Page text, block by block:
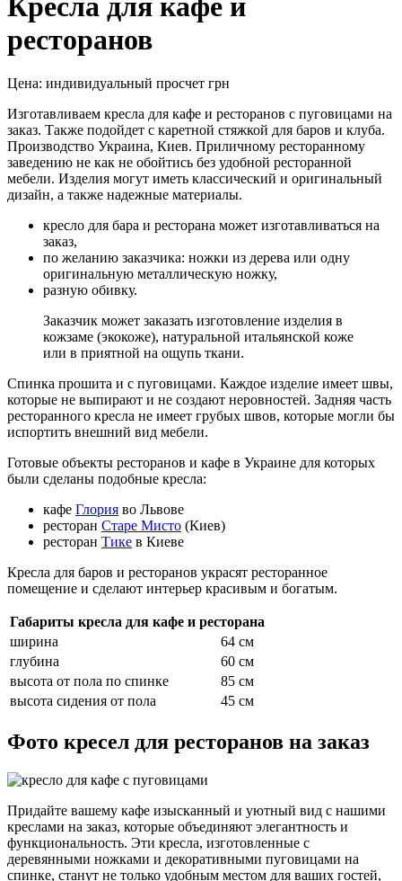
ресторанов
Цена: индивидуальный просчет грн
Изготавливаем кресла для кафе и ресторанов с пуговицами на
заказ. Также подойдет с каретной стяжкой для баров и клуба.
Производство Украина, Киев. Приличному ресторанному
заведению не как не обойтись без удобной ресторанной
мебели. Изделия могут иметь классический и оригинальный
дизайн, а также надежные материалы.
кресло для бара и ресторана может изготавливаться на
заказ,
по желанию заказчика: ножки из дерева или одну
оригинальную металлическую ножку,
разную обивку.
Заказчик может заказать изготовление изделия в
кожзаме (экокоже), натуральной итальянской коже
или в приятной на ощупь ткани.
Спинка прошита и с пуговицами. Каждое изделие имеет швы,
которые не выпирают и не создают неровностей. Задняя часть
ресторанного кресла не имеет грубых швов, которые могли бы
испортить внешний вид мебели.
Готовые объекты ресторанов и кафе в Украине для которых
были сделаны подобные кресла:
кафе Глория во Львове
ресторан Старе Мисто (Киев)
ресторан Тике в Киеве
Кресла для баров и ресторанов украсят ресторанное
помещение и сделают интерьер красивым и богатым.
Габариты кресла для кафе и ресторана
ширина
64 см
глубина
60 см
высота от пола по спинке
85 см
высота сидения от пола
45 см
Фото кресел для ресторанов на заказ
Придайте вашему кафе изысканный и уютный вид с нашими
креслами на заказ, которые объединяют элегантность и
функциональность. Эти кресла, изготовленные с
деревянными ножками и декоративными пуговицами на
спинке, станут не только удобным местом для ваших гостей,